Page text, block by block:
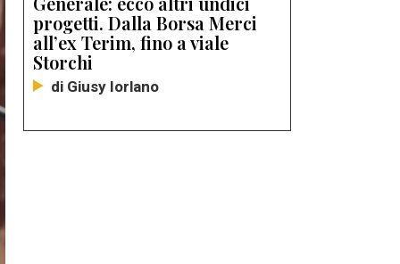
progetti. Dalla Borsa Merci
all’ex Terim, fino a viale
Storchi
di Giusy Iorlano